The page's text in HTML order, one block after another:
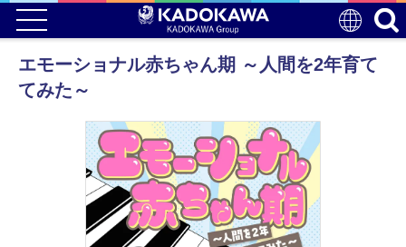
エモーショナル赤ちゃん期 ～人間を2年育て
てみた～